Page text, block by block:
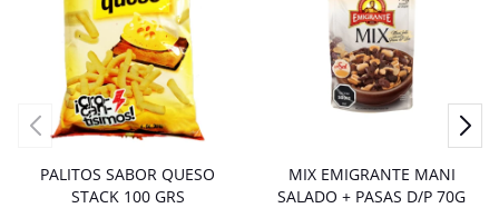
PALITOS SABOR QUESO
STACK 100 GRS
MIX EMIGRANTE MANI
SALADO + PASAS D/P 70G